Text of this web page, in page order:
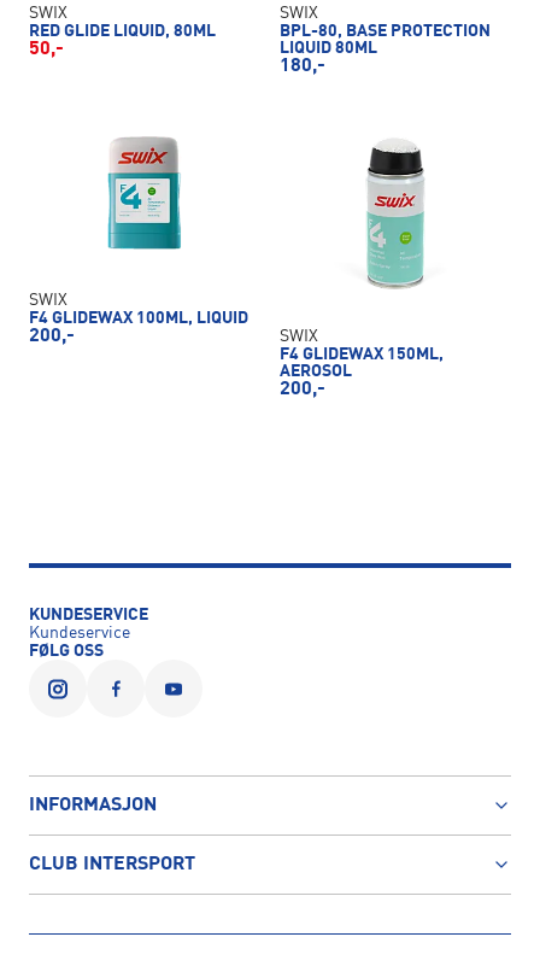
SWIX
RED GLIDE LIQUID, 80ML
50,-
SWIX
BPL-80, BASE PROTECTION
LIQUID 80ML
180,-
SWIX
F4 GLIDEWAX 100ML, LIQUID
200,-
SWIX
F4 GLIDEWAX 150ML,
AEROSOL
200,-
KUNDESERVICE
Kundeservice
FØLG OSS
INFORMASJON
CLUB INTERSPORT